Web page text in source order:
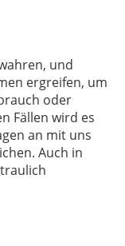
und
ergreifen, um
oder
Fällen wird es
an mit uns
Auch in